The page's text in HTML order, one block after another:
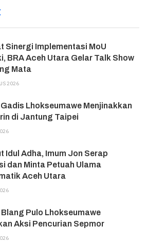
Sinergi Implementasi MoU
BRA Aceh Utara Gelar Talk Show
Mata
2026
Lhokseumawe Menjinakkan
di Jantung Taipei
Idul Adha, Imum Jon Serap
dan Minta Petuah Ulama
Aceh Utara
Pulo Lhokseumawe
Aksi Pencurian Sepmor